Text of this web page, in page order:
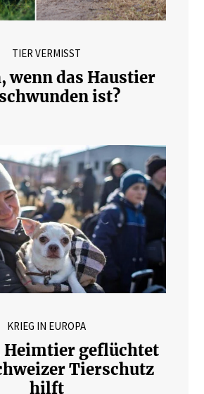
TIER VERMISST
wenn das Haustier
ist?
KRIEG IN EUROPA
Heimtier geflüchtet
Tierschutz
hilft